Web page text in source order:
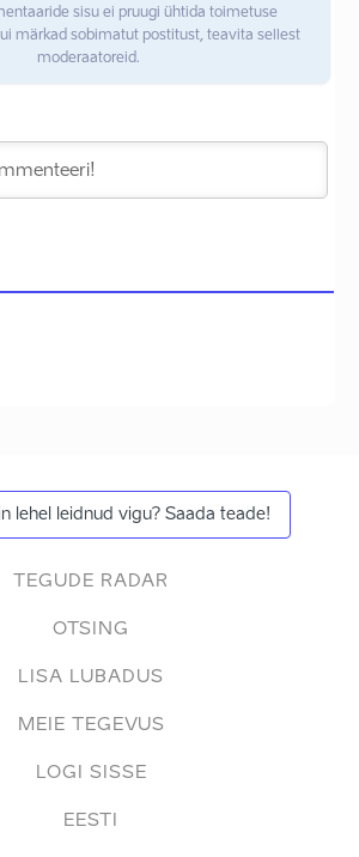
sisu ei pruugi ühtida toimetuse
märkad sobimatut postitust, teavita sellest
moderaatoreid.
lehel leidnud vigu? Saada teade!
TEGUDE RADAR
OTSING
LISA LUBADUS
MEIE TEGEVUS
LOGI SISSE
EESTI